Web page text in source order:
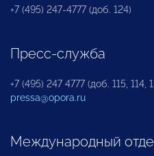
+7 (495) 247-4777 (доб. 124)
Пресс-служба
+7 (495) 247 4777 (доб. 115, 114,
pressa@opora.ru
Международный